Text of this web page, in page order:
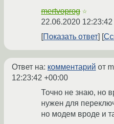
mertvoprog ☆
22.06.2020
Показать ответ
Ответ на: комментарий от
12:23:42 +00:00
Точно не знаю, но
нужен для
но модем вроде и